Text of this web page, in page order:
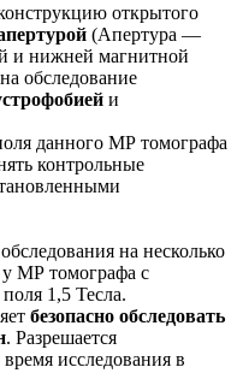
открытого
(Апертура —
и нижней магнитной
обследование
и
данного МР томографа
контрольные
на несколько
МР томографа с
1,5 Тесла.
безопасно обследовать
. Разрешается
исследования в